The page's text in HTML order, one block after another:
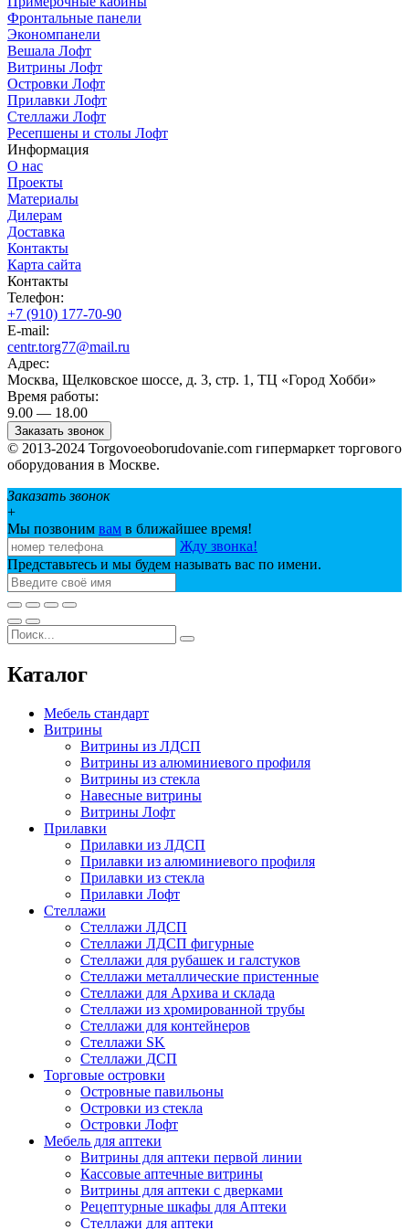
Фронтальные панели
Экономпанели
Вешала Лофт
Витрины Лофт
Островки Лофт
Прилавки Лофт
Стеллажи Лофт
Ресепшены и столы Лофт
Информация
О нас
Проекты
Материалы
Дилерам
Доставка
Контакты
Карта сайта
Контакты
Телефон:
+7 (910) 177-70-90
E-mail:
centr.torg77@mail.ru
Адрес:
Москва, Щелковское шоссе, д. 3, стр. 1, ТЦ «Город Хобби»
Время работы:
9.00 — 18.00
Заказать звонок
© 2013-2024 Torgovoeoborudovanie.com гипермаркет торгового
оборудования в Москве.
Заказать звонок
+
Мы позвоним вам в ближайшее время!
Жду звонка!
Представьтесь и мы будем называть вас по имени.
Каталог
Мебель стандарт
Витрины
Витрины из ЛДСП
Витрины из алюминиевого профиля
Витрины из стекла
Навесные витрины
Витрины Лофт
Прилавки
Прилавки из ЛДСП
Прилавки из алюминиевого профиля
Прилавки из стекла
Прилавки Лофт
Стеллажи
Стеллажи ЛДСП
Стеллажи ЛДСП фигурные
Стеллажи для рубашек и галстуков
Стеллажи металлические пристенные
Стеллажи для Архива и склада
Стеллажи из хромированной трубы
Стеллажи для контейнеров
Стеллажи SK
Стеллажи ДСП
Торговые островки
Островные павильоны
Островки из стекла
Островки Лофт
Мебель для аптеки
Витрины для аптеки первой линии
Кассовые аптечные витрины
Витрины для аптеки с дверками
Рецептурные шкафы для Аптеки
Стеллажи для аптеки